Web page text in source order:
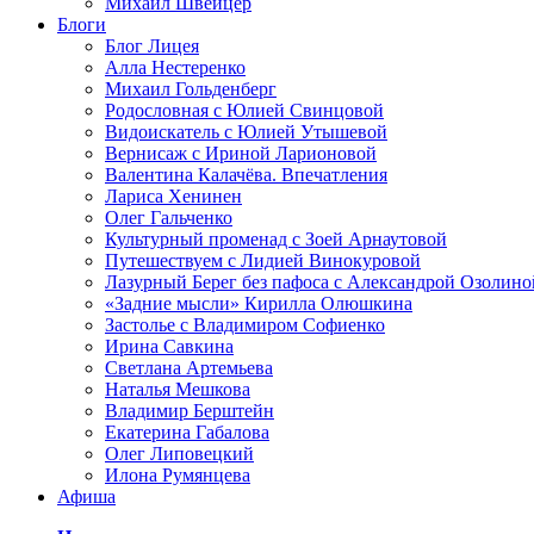
Блоги
Блог Лицея
Алла Нестеренко
Михаил Гольденберг
Родословная с Юлией Свинцовой
Видоискатель с Юлией Утышевой
Вернисаж с Ириной Ларионовой
Валентина Калачёва. Впечатления
Лариса Хенинен
Олег Гальченко
Культурный променад с Зоей Арнаутовой
Путешествуем с Лидией Винокуровой
Лазурный Берег без пафоса с Александрой
«Задние мысли» Кирилла Олюшкина
Застолье с Владимиром Софиенко
Ирина Савкина
Светлана Артемьева
Наталья Мешкова
Владимир Берштейн
Екатерина Габалова
Олег Липовецкий
Илона Румянцева
Афиша